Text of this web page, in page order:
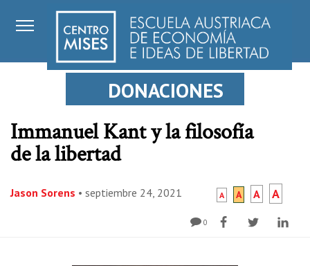
DONACIONES
Immanuel Kant y la filosofía
de la libertad
Jason Sorens • septiembre 24, 2021 A A A A
0